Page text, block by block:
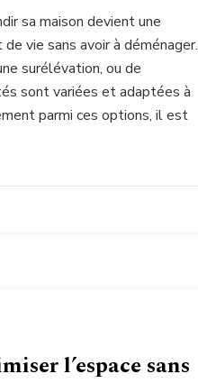
sa maison devient une
vie sans avoir à déménager.
surélévation, ou de
sont variées et adaptées à
parmi ces options, il est
l’espace sans